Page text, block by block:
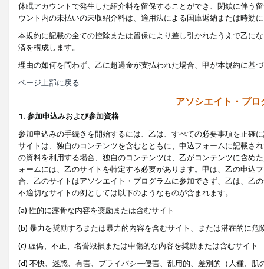
休眠アカウントで発生した紹介料を留保することができ、閉鎖に伴う
ウント内の未払いの未収紹介料は、適用法による国庫返納または時効
本規約に記載の全ての控除または留保により差し引かれたうえで乙に
済を構成します。
理由の如何を問わず、乙に超過金が支払われた場合、甲が本規約に基
ページ上部に戻る
アソシエイト・プ
1. 参加申込みおよび参加資格
参加申込みの手続きを開始するには、乙は、すべての必要事項を正確
サイトは、独自のコンテンツを含むとともに、申込フォームに記載さ
の資料を利用する場合、独自のコンテンツは、乙がコンテンツに含め
ォームには、乙のサイトを特定する必要があります。甲は、乙の申込
合、乙のサイトはアソシエイト・プログラムに参加できず、乙は、乙
不適切なサイトの例としては以下のようなものが含まれます。
(a) 性的に露骨な内容を奨励または含むサイト
(b) 暴力を奨励するまたは暴力的内容を含むサイト、または潜在的に
(c) 虚偽、不正、名誉毀損または中傷的な内容を奨励または含むサイト
(d) 不快、迷惑、有害、プライバシー侵害、乱用的、差別的（人種、